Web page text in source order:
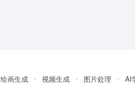
绘画生成 视频生成 图片处理 AI